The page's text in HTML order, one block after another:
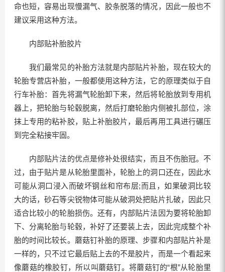
命也短，容易出现慢漏气、胶条脱落的情况，因此一般也不
建议采用这种方法。
内部贴补胎胶片
我们最常见的补胎方法就是内部贴片补胎，现在较大的
轮胎专营店补胎，一般都使用这种方法，它的原理类似于自
行车补胎：首先将漏气轮胎卸下来，然后将轮胎放到专用机
器上，把轮胎与轮毂脱离，然后打磨轮胎内侧被扎部位，涂
抹上专用的粘补胶，贴上补胎胶片，最后再用工具进行碾压
到完全粘接牢固。
内部贴片法的优点是修补处很结实，而且不伤胎冠。不
过，由于贴片是从轮胎里面补，轮胎上的洞口还在，因此水
可能从洞口浸入而破坏钢丝和帘布层;而且，如果破洞比较
大的话，砂石等尖锐物体可能从破洞处把贴片扎破，因此只
适合比较小的轮胎损伤。还有，内部贴片法因为要将轮胎卸
下、分离轮胎与轮毂，补好了还要装上去，因此完成整个补
胎的时间比较长。蘑菇钉补胎的原理、步骤和内部贴片补是
一样的，只不过它最后贴上去的不是胶片，而是一个看起来
像蘑菇的橡胶钉，所以叫蘑菇钉。将蘑菇钉的“根”从轮胎里